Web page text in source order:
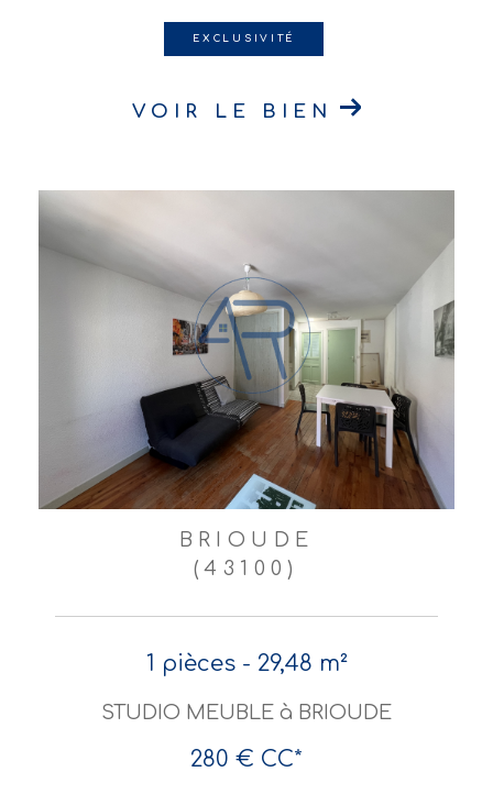
EXCLUSIVITÉ
VOIR LE BIEN
BRIOUDE
(43100)
1 pièces - 29,48 m²
STUDIO MEUBLE à BRIOUDE
280 € CC*